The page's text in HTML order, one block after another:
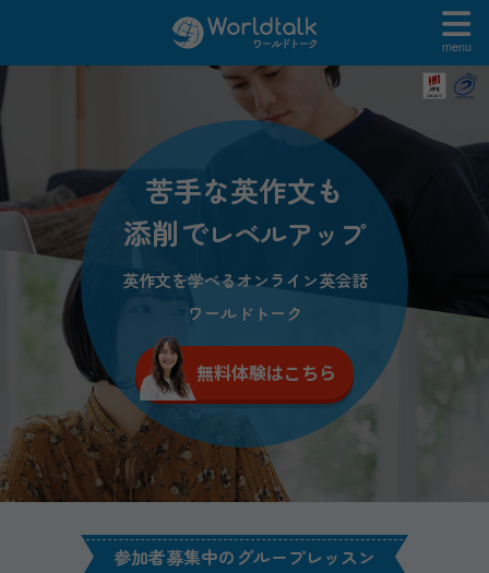
menu
苦手な英作文も
添削でレベルアップ
英作文を学べるオンライン英会話
ワールドトーク
無料体験はこちら
参加者募集中のグループレッスン